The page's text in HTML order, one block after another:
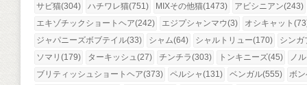
サビ猫(304)
ハチワレ猫(751) MIXその他猫(1473)
アビシニアン(243)
エキゾチックショートヘア(242)
エジプシャンマウ(3)
オシキャット
ジャパニーズボブテイル(33)
シャム(64) シャルトリュー(170)
シンガ
ソマリ(179)
ターキッシュ(27) チンチラ(303) トンキニーズ(45)
ノ
ブリティッシュショートヘア(373)
ペルシャ(131) ベンガル(555)
ボ